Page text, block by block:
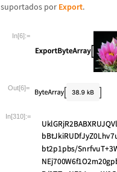
suportados por Export.
In[6]:=
Out[6]=
In[310]:=